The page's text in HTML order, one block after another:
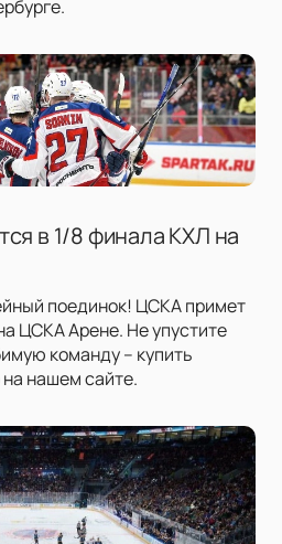
в 1/8 финала КХЛ на
поединок! ЦСКА примет
ЦСКА Арене. Не упустите
команду – купить
нашем сайте.